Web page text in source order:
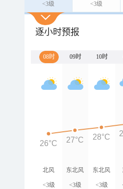
<3级 <3级
逐小时预报
08时 09时 10时
北风
<3级
东北风
<3级
东北风
<3级
26°C 27°C 28°C